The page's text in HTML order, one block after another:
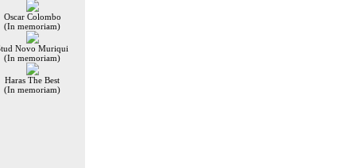
Oscar Colombo
(In memoriam)
Novo Muriqui
(In memoriam)
Haras The Best
(In memoriam)